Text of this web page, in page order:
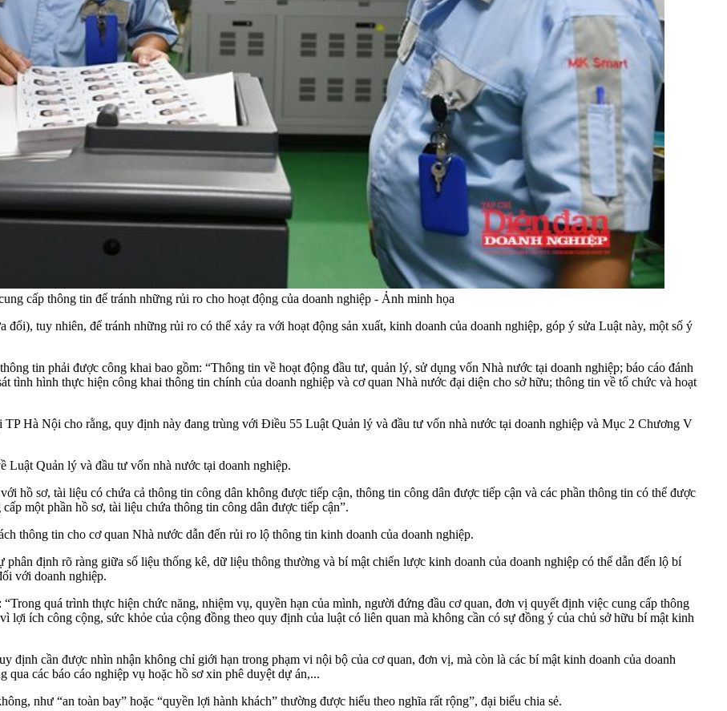
cấp thông tin để tránh những rủi ro cho hoạt động của doanh nghiệp - Ảnh minh họa
tuy nhiên, để tránh những rủi ro có thể xảy ra với hoạt động sản xuất, kinh doanh của doanh nghiệp, góp ý sửa Luật này, một số ý
tin phải được công khai bao gồm: “Thông tin về hoạt động đầu tư, quản lý, sử dụng vốn Nhà nước tại doanh nghiệp; báo cáo đánh
tình hình thực hiện công khai thông tin chính của doanh nghiệp và cơ quan Nhà nước đại diện cho sở hữu; thông tin về tổ chức và hoạt
Hà Nội cho rằng, quy định này đang trùng với Điều 55 Luật Quản lý và đầu tư vốn nhà nước tại doanh nghiệp và Mục 2 Chương V
Luật Quản lý và đầu tư vốn nhà nước tại doanh nghiệp.
hồ sơ, tài liệu có chứa cả thông tin công dân không được tiếp cận, thông tin công dân được tiếp cận và các phần thông tin có thể được
một phần hồ sơ, tài liệu chứa thông tin công dân được tiếp cận”.
thông tin cho cơ quan Nhà nước dẫn đến rủi ro lộ thông tin kinh doanh của doanh nghiệp.
định rõ ràng giữa số liệu thống kê, dữ liệu thông thường và bí mật chiến lược kinh doanh của doanh nghiệp có thể dẫn đến lộ bí
với doanh nghiệp.
quá trình thực hiện chức năng, nhiệm vụ, quyền hạn của mình, người đứng đầu cơ quan, đơn vị quyết định việc cung cấp thông
lợi ích công cộng, sức khỏe của cộng đồng theo quy định của luật có liên quan mà không cần có sự đồng ý của chủ sở hữu bí mật kinh
định cần được nhìn nhận không chỉ giới hạn trong phạm vi nội bộ của cơ quan, đơn vị, mà còn là các bí mật kinh doanh của doanh
các báo cáo nghiệp vụ hoặc hồ sơ xin phê duyệt dự án,...
như “an toàn bay” hoặc “quyền lợi hành khách” thường được hiểu theo nghĩa rất rộng”, đại biểu chia sẻ.